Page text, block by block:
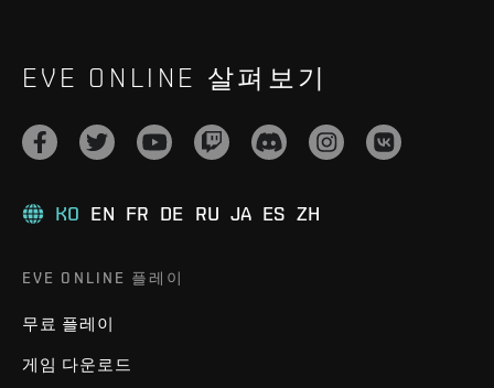
EVE ONLINE 살펴보기
KO EN FR DE RU JA ES ZH
EVE ONLINE 플레이
무료 플레이
게임 다운로드